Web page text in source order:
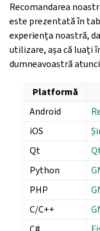
Recomandarea
este prezentată în
experiența noastră,
utilizare, așa că luați
dumneavoastră
Platformă
Android
iOS
Qt
Python
PHP
C/C++